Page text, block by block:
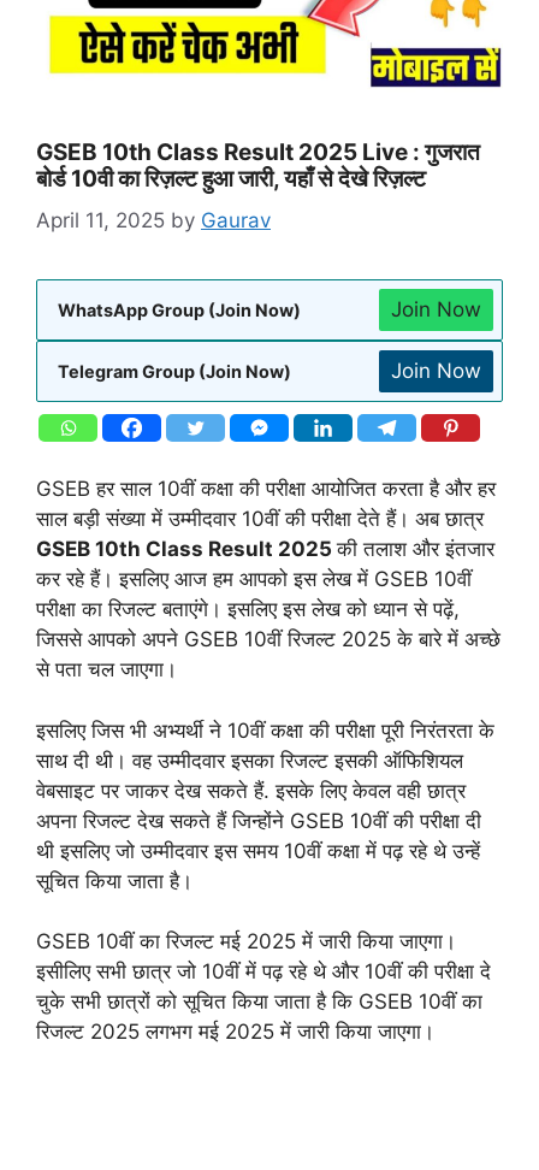
GSEB 10th Class Result 2025 Live : गुजरात
बोर्ड 10वी का रिज़ल्ट हुआ जारी, यहाँ से देखे रिज़ल्ट
April 11, 2025 by Gaurav
WhatsApp Group (Join Now) Join Now
Telegram Group (Join Now) Join Now
GSEB हर साल 10वीं कक्षा की परीक्षा आयोजित करता है और हर
साल बड़ी संख्या में उम्मीदवार 10वीं की परीक्षा देते हैं। अब छात्र
GSEB 10th Class Result 2025की तलाश और इंतजार
कर रहे हैं। इसलिए आज हम आपको इस लेख में GSEB 10वीं
परीक्षा का रिजल्ट बताएंगे। इसलिए इस लेख को ध्यान से पढ़ें,
जिससे आपको अपने GSEB 10वीं रिजल्ट 2025 के बारे में अच्छे
से पता चल जाएगा।
इसलिए जिस भी अभ्यर्थी ने 10वीं कक्षा की परीक्षा पूरी निरंतरता के
साथ दी थी। वह उम्मीदवार इसका रिजल्ट इसकी ऑफिशियल
वेबसाइट पर जाकर देख सकते हैं. इसके लिए केवल वही छात्र
अपना रिजल्ट देख सकते हैं जिन्होंने GSEB 10वीं की परीक्षा दी
थी इसलिए जो उम्मीदवार इस समय 10वीं कक्षा में पढ़ रहे थे उन्हें
सूचित किया जाता है।
GSEB 10वीं का रिजल्ट मई 2025 में जारी किया जाएगा।
इसीलिए सभी छात्र जो 10वीं में पढ़ रहे थे और 10वीं की परीक्षा दे
चुके सभी छात्रों को सूचित किया जाता है कि GSEB 10वीं का
रिजल्ट 2025 लगभग मई 2025 में जारी किया जाएगा।